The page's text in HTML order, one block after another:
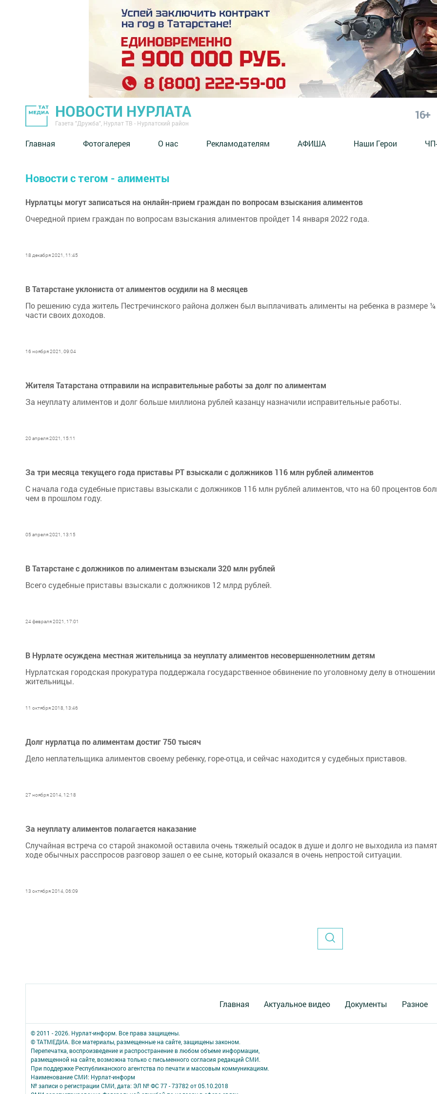
НОВОСТИ НУРЛАТА
Газета "Дружба", Нурлат ТВ - Нурлатский район
16+
Главная Фотогалерея О нас Рекламодателям АФИША Наши Герои
Новости с тегом - алименты
Нурлатцы могут записаться на онлайн-прием граждан по вопросам взыскания алиментов
Очередной прием граждан по вопросам взыскания алиментов пройдет 14 января 2022 года.
18 декабря 2021, 11:45
В Татарстане уклониста от алиментов осудили на 8 месяцев
По решению суда житель Пестречинского района должен был выплачивать алименты на ребенка в размере ¼
части своих доходов.
16 ноября 2021, 09:04
Жителя Татарстана отправили на исправительные работы за долг по алиментам
За неуплату алиментов и долг больше миллиона рублей казанцу назначили исправительные работы.
20 апреля 2021, 15:11
За три месяца текущего года приставы РТ взыскали с должников 116 млн рублей алиментов
С начала года судебные приставы взыскали с должников 116 млн рублей алиментов, что на 60 процентов
чем в прошлом году.
05 апреля 2021, 13:15
В Татарстане с должников по алиментам взыскали 320 млн рублей
Всего судебные приставы взыскали с должников 12 млрд рублей.
24 февраля 2021, 17:01
В Нурлате осуждена местная жительница за неуплату алиментов несовершеннолетним детям
Нурлатская городская прокуратура поддержала государственное обвинение по уголовному делу в
жительницы.
11 октября 2018, 13:46
Долг нурлатца по алиментам достиг 750 тысяч
Дело неплательщика алиментов своему ребенку, горе-отца, и сейчас находится у судебных приставов.
27 ноября 2014, 12:18
За неуплату алиментов полагается наказание
Случайная встреча со старой знакомой оставила очень тяжелый осадок в душе и долго не выходила из
ходе обычных расспросов разговор зашел о ее сыне, который оказался в очень непростой ситуации.
13 октября 2014, 06:09
Главная Актуальное видео Документы Разное
© 2011 - 2026. Нурлат-⁠информ. Все права защищены.
© ТАТМЕДИА. Все материалы, размещенные на сайте, защищены законом.
Перепечатка, воспроизведение и распространение в любом объеме информации,
размещенной на сайте, возможна только с письменного согласия редакций СМИ.
При поддержке Республиканского агентства по печати и массовым коммуникациям.
Наименование СМИ: Нурлат-⁠информ
№ записи о регистрации СМИ, дата: ЭЛ № ФС 77 -⁠ 73782 от 05.10.2018